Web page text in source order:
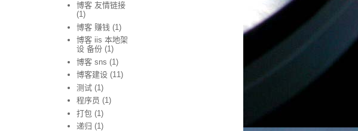
博客 友情链接
(1)
博客 赚钱 (1)
博客 iis 本地架
设 备份 (1)
博客 sns (1)
博客建设 (11)
测试 (1)
程序员 (1)
打包 (1)
递归 (1)